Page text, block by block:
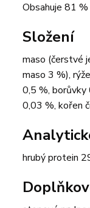
Obsahuje 81
Složení
maso (čerstvé
maso 3 %),
0,5 %,
0,03 %, kořen
hrubý protein